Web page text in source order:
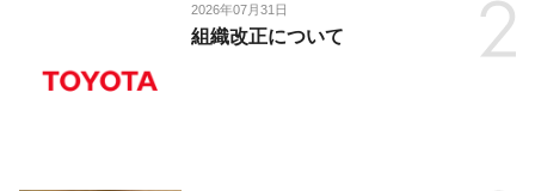
2026年07月31日
組織改正について